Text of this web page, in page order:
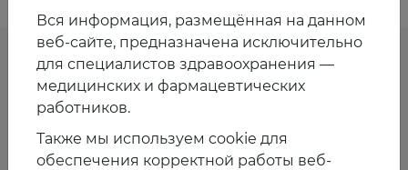
Предстоящие
мероприятия спикера
Вся информация, размещённая на данном
веб-сайте, предназначена исключительно
для специалистов здравоохранения —
медицинских и фармацевтических
работников.
Также мы используем cookie для
обеспечения корректной работы веб-